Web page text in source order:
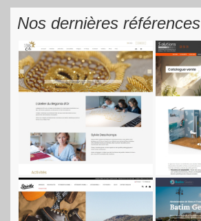
Nos dernières références